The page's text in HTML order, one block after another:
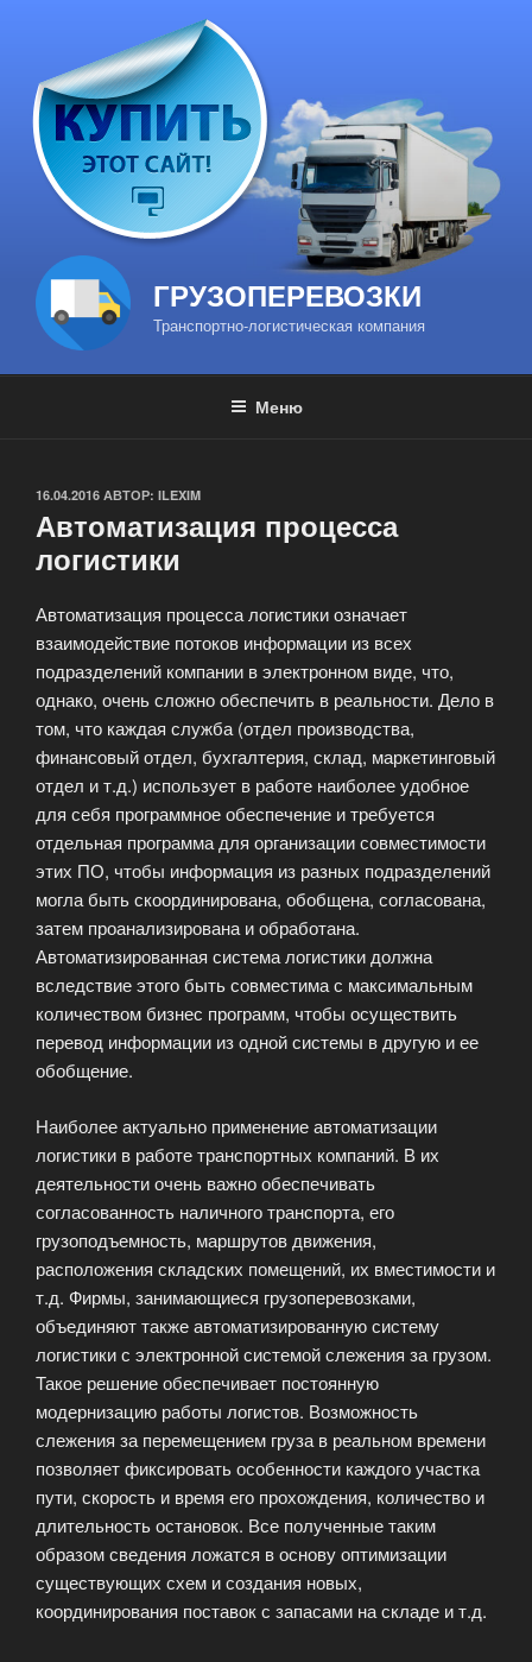
содержимому
ГРУЗОПЕРЕВОЗКИ
Транспортно-логистическая компания
Меню
ОПУБЛИКОВАНО
16.04.2016 АВТОР: ILEXIM
Автоматизация процесса
логистики
Автоматизация процесса логистики означает
взаимодействие потоков информации из всех
подразделений компании в электронном виде, что,
однако, очень сложно обеспечить в реальности. Дело в
том, что каждая служба (отдел производства,
финансовый отдел, бухгалтерия, склад, маркетинговый
отдел и т.д.) использует в работе наиболее удобное
для себя программное обеспечение и требуется
отдельная программа для организации совместимости
этих ПО, чтобы информация из разных подразделений
могла быть скоординирована, обобщена, согласована,
затем проанализирована и обработана.
Автоматизированная система логистики должна
вследствие этого быть совместима с максимальным
количеством бизнес программ, чтобы осуществить
перевод информации из одной системы в другую и ее
обобщение.
Наиболее актуально применение автоматизации
логистики в работе транспортных компаний. В их
деятельности очень важно обеспечивать
согласованность наличного транспорта, его
грузоподъемность, маршрутов движения,
расположения складских помещений, их вместимости и
т.д. Фирмы, занимающиеся грузоперевозками,
объединяют также автоматизированную систему
логистики с электронной системой слежения за грузом.
Такое решение обеспечивает постоянную
модернизацию работы логистов. Возможность
слежения за перемещением груза в реальном времени
позволяет фиксировать особенности каждого участка
пути, скорость и время его прохождения, количество и
длительность остановок. Все полученные таким
образом сведения ложатся в основу оптимизации
существующих схем и создания новых,
координирования поставок с запасами на складе и т.д.